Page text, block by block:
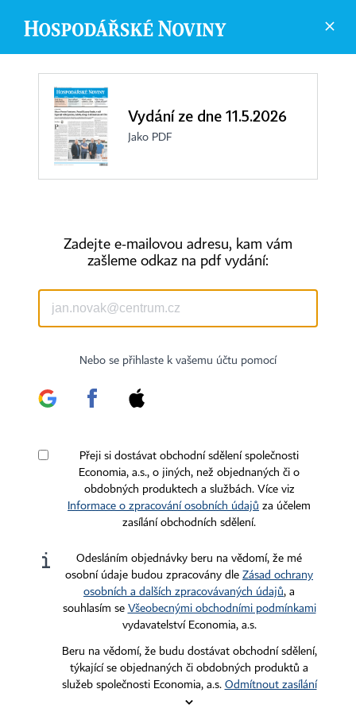
1996-2026Economia, a.s.
Hospodářské noviny (print) ISSN 0862-9587
Hospodářské noviny (online) ISSN 2787-950X
Certifikováno Sledujte nás
Economia
Ochrana osobních údajů
Nastavení soukromí
Všeobecné smluvní podmínky
Koupit / darovat předplatné
Vydání ze dne 11.5.2026
Jako PDF
Zadejte e-mailovou adresu, kam vám
zašleme odkaz na pdf vydání:
Nebo se přihlaste k vašemu účtu pomocí
Přeji si dostávat obchodní sdělení společnosti
Economia, a.s., o jiných, než objednaných či o
obdobných produktech a službách. Více viz
Informace o zpracování osobních údajů za účelem
zasílání obchodních sdělení.
Odesláním objednávky beru na vědomí, že mé
osobní údaje budou zpracovány dle Zásad ochrany
osobních a dalších zpracovávaných údajů, a
souhlasím se Všeobecnými obchodními podmínkami
vydavatelství Economia, a.s.
Beru na vědomí, že budu dostávat obchodní sdělení,
týkající se objednaných či obdobných produktů a
služeb společnosti Economia, a.s. Odmítnout zasílání